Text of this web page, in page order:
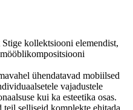
kollektsiooni elemendist,
ühendatavad mobiilsed
vajadustele
kui ka esteetika osas.
selliseid komplekte ehitada